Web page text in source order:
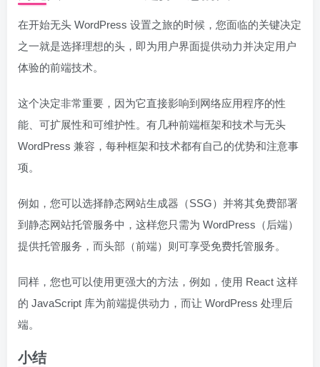
在开始无头 WordPress 设置之旅的时候，您面临的关键决定
之一就是选择理想的头，即为用户界面提供动力并决定用户
体验的前端技术。
这个决定非常重要，因为它直接影响到网络应用程序的性
能、可扩展性和可维护性。有几种前端框架和技术与无头
WordPress 兼容，每种框架和技术都有自己的优势和注意事
项。
例如，您可以选择静态网站生成器（SSG）并将其免费部署
到静态网站托管服务中，这样您只需为 WordPress（后端）
提供托管服务，而头部（前端）则可享受免费托管服务。
同样，您也可以使用更强大的方法，例如，使用 React 这样
的 JavaScript 库为前端提供动力，而让 WordPress 处理后
端。
小结